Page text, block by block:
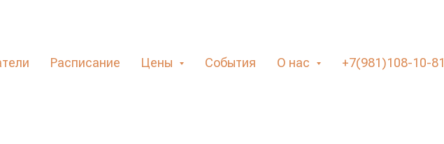
Расписание Цены События О нас +7(981)108-10-81
Главная » Преподаватели на Коломенской » Лилия Костырева